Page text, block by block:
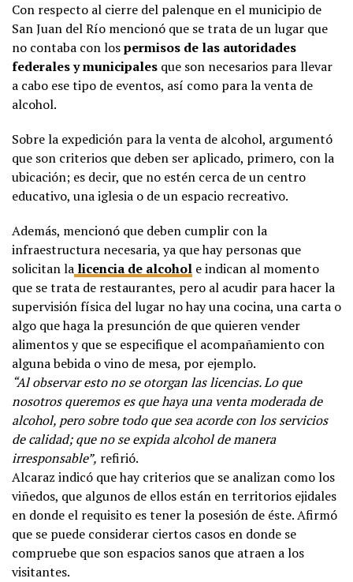
Con respecto al cierre del palenque en el municipio de
San Juan del Río mencionó que se trata de un lugar que
no contaba con lospermisos de las autoridades
federales y municipales que son necesarios para llevar
a cabo ese tipo de eventos, así como para la venta de
alcohol.
Sobre la expedición para la venta de alcohol, argumentó
que son criterios que deben ser aplicado, primero, con la
ubicación; es decir, que no estén cerca de un centro
educativo, una iglesia o de un espacio recreativo.
Además, mencionó que deben cumplir con la
infraestructura necesaria, ya que hay personas que
solicitan la licencia de alcohol e indican al momento
que se trata de restaurantes, pero al acudir para hacer la
supervisión física del lugar no hay una cocina, una carta o
algo que haga la presunción de que quieren vender
alimentos y que se especifique el acompañamiento con
alguna bebida o vino de mesa, por ejemplo.
“Al observar esto no se otorgan las licencias. Lo que
nosotros queremos es que haya una venta moderada de
alcohol, pero sobre todo que sea acorde con los servicios
de calidad; que no se expida alcohol de manera
irresponsable”, refirió.
Alcaraz indicó que hay criterios que se analizan como los
viñedos, que algunos de ellos están en territorios ejidales
en donde el requisito es tener la posesión de éste. Afirmó
que se puede considerar ciertos casos en donde se
compruebe que son espacios sanos que atraen a los
visitantes.